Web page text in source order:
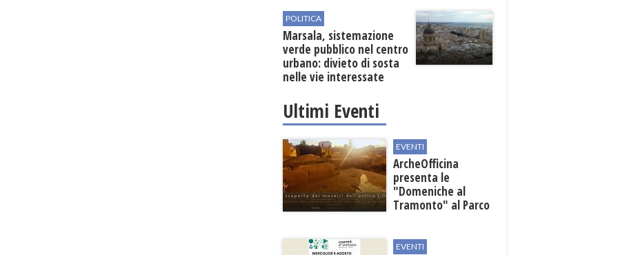
POLITICA
Marsala, sistemazione
verde pubblico nel centro
urbano: divieto di sosta
nelle vie interessate
Ultimi Eventi
EVENTI
ArcheOfficina
presenta le
"Domeniche al
Tramonto" al Parco
EVENTI